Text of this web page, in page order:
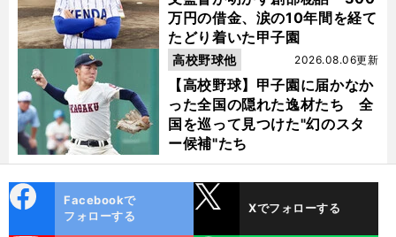
万円の借金、涙の10年間を経て
たどり着いた甲子園
【高校野球】甲子園に届かなか
った全国の隠れた逸材たち 全
国を巡って見つけた"幻のスタ
ー候補"たち
2026.08.06更新
高校野球他
ok
Facebookで
フォローする
Xでフォローする